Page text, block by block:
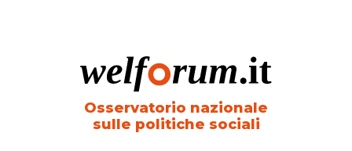
Osservatorio nazionale
sulle politiche sociali